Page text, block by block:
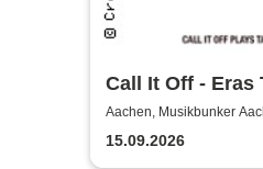
Call It Off - Eras
poppunk -
Aachen, Musikbunker
15.09.2026